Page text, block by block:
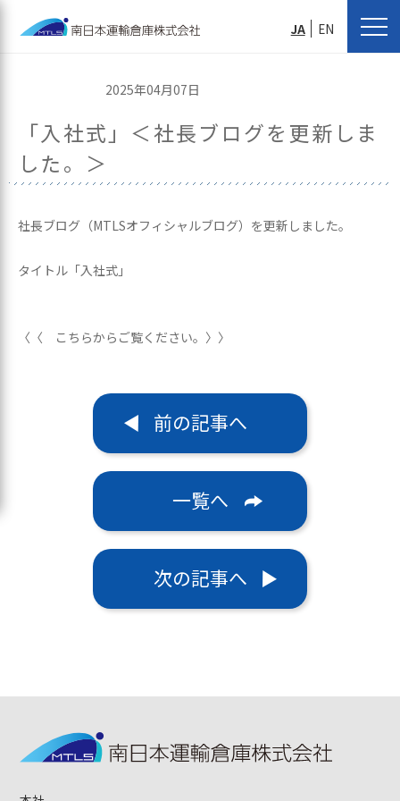
JA EN
2025年04月07日
「入社式」＜社長ブログを更新しま
した。＞
社長ブログ（MTLSオフィシャルブログ）を更新しました。
タイトル「入社式」
〈〈 こちらからご覧ください。〉〉
前の記事へ
一覧へ
次の記事へ